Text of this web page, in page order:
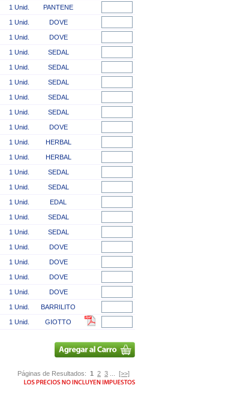
1 Unid. PANTENE
1 Unid. DOVE
1 Unid. DOVE
1 Unid. SEDAL
1 Unid. SEDAL
1 Unid. SEDAL
1 Unid. SEDAL
1 Unid. SEDAL
1 Unid. DOVE
1 Unid. HERBAL
1 Unid. HERBAL
1 Unid. SEDAL
1 Unid. SEDAL
1 Unid. EDAL
1 Unid. SEDAL
1 Unid. SEDAL
1 Unid. DOVE
1 Unid. DOVE
1 Unid. DOVE
1 Unid. DOVE
1 Unid. BARRILITO
1 Unid. GIOTTO
Páginas de Resultados: 1 2 3 [>>]